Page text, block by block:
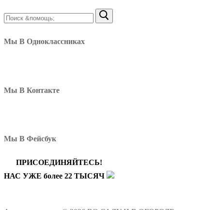
Найти:
Мы В Одноклассниках
Мы В Контакте
Мы В Фейсбук
ПРИСОЕДИНЯЙТЕСЬ!
НАС УЖЕ более 22 ТЫСЯЧ